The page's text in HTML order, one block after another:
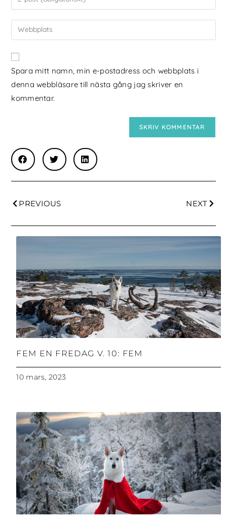
Spara mitt namn, min e-postadress och webbplats i
denna webbläsare till nästa gång jag skriver en
kommentar.
PREVIOUS NEXT
FEM EN FREDAG V. 10: FEM
10 mars, 2023